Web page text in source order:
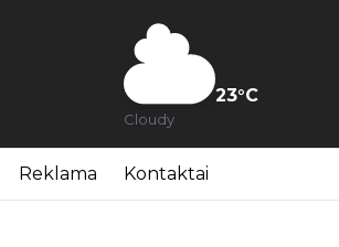
23°C
Cloudy
Reklama Kontaktai